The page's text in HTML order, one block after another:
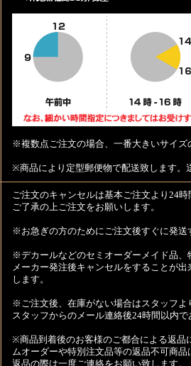
※複数点ご注文の場合、一番大きいサイズ
※商品により定型郵便物で配送致します。
ご注文のキャンセルは基本ご注文より24
ご了承の上ご注文をお願いします。
※お急ぎの方のためにご注文後すぐに発送
※デカールなどのセミオーダーメイド品
メーカー発注後キャンセルをすることが
します。
※ご注文後、在庫がない場合はスタッフよ
スタッフからのメール連絡後24時間以内
※商品到着後のお客様のご都合による返品
ムオーダーや特別注文品等の返品不可商品
返品の際は一度ご連絡をお願い致します。